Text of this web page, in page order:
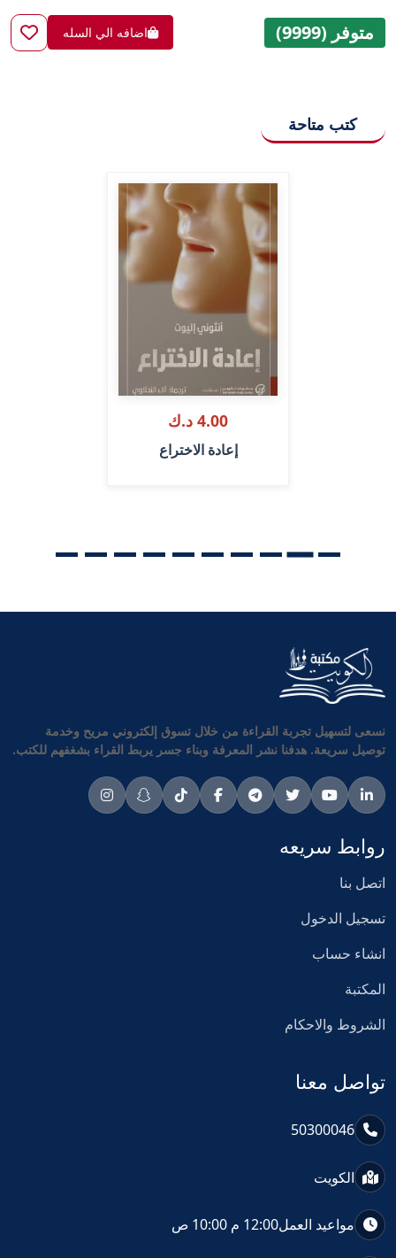
متوفر (9999) اضافه الي السله
كتب متاحة
4.00 د.ك
إعادة الاختراع
نسعى لتسهيل تجربة القراءة من خلال تسوق إلكتروني مريح وخدمة
توصيل سريعة. هدفنا نشر المعرفة وبناء جسر يربط القراء بشغفهم للكتب.
روابط سريعه
اتصل بنا
تسجيل الدخول
انشاء حساب
المكتبة
الشروط والاحكام
تواصل معنا
50300046
الكويت
مواعيد العمل12:00 م 10:00 ص